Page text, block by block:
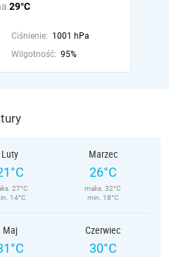
29°C
Ciśnienie: 1001 hPa
Wilgotność: 95%
Luty
27°C
14°C
Marzec
26°C
maks. 32°C
min. 18°C
Maj Czerwiec
30°C